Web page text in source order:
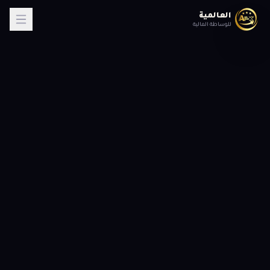
العالمية
للوساطة المالية